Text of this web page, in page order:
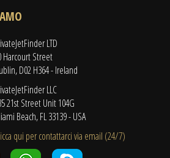
LTD
Harcourt Street
D02 H364 - Ireland
LLC
21st Street Unit 104G
Beach, FL 33139 - USA
qui per contattarci via email (24/7)